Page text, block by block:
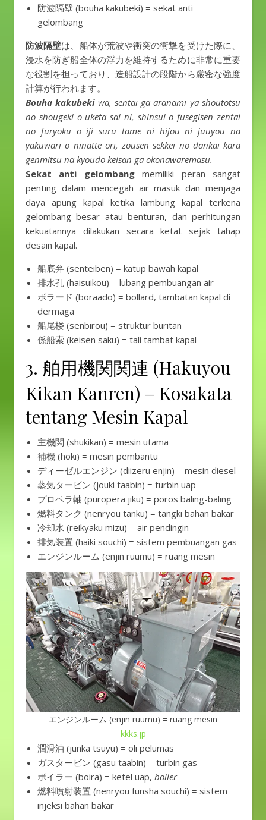
防波隔壁 (bouha kakubeki) = sekat anti
gelombang
防波隔壁は、船体が荒波や衝突の衝撃を受けた際に、
浸水を防ぎ船全体の浮力を維持するために非常に重要
な役割を担っており、造船設計の段階から厳密な強度
計算が行われます。
Bouha kakubekiwa, sentai ga aranami ya shoutotsu
no shougeki o uketa sai ni, shinsui o fusegisen zentai
no furyoku o iji suru tame ni hijou ni juuyou na
yakuwari o ninatte ori, zousen sekkei no dankai kara
genmitsu na kyoudo keisan ga okonawaremasu.
Sekat anti gelombangmemiliki peran sangat
penting dalam mencegah air masuk dan menjaga
daya apung kapal ketika lambung kapal terkena
gelombang besar atau benturan, dan perhitungan
kekuatannya dilakukan secara ketat sejak tahap
desain kapal.
船底弁 (senteiben) = katup bawah kapal
排水孔 (haisuikou) = lubang pembuangan air
ボラード (boraado) = bollard, tambatan kapal di
dermaga
船尾楼 (senbirou) = struktur buritan
係船索 (keisen saku) = tali tambat kapal
3. 舶用機関関連 (Hakuyou
Kikan Kanren) – Kosakata
tentang Mesin Kapal
主機関 (shukikan) = mesin utama
補機 (hoki) = mesin pembantu
ディーゼルエンジン (diizeru enjin) = mesin diesel
蒸気タービン (jouki taabin) = turbin uap
プロペラ軸 (puropera jiku) = poros baling-baling
燃料タンク (nenryou tanku) = tangki bahan bakar
冷却水 (reikyaku mizu) = air pendingin
排気装置 (haiki souchi) = sistem pembuangan gas
エンジンルーム (enjin ruumu) = ruang mesin
エンジンルーム (enjin ruumu) = ruang mesin
kkks.jp
潤滑油 (junka tsuyu) = oli pelumas
ガスタービン (gasu taabin) = turbin gas
ボイラー (boira) = ketel uap, boiler
燃料噴射装置 (nenryou funsha souchi) = sistem
injeksi bahan bakar